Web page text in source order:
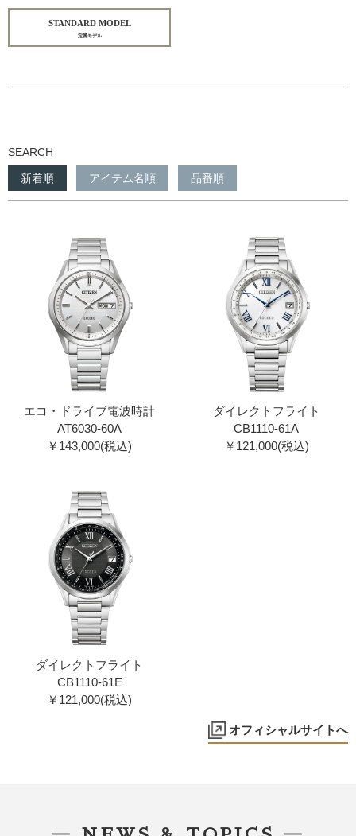
STANDARD MODEL
定番モデル
SEARCH
新着順 アイテム名順 品番順
エコ・ドライブ電波時計
AT6030-60A
￥143,000(税込)
ダイレクトフライト
CB1110-61A
￥121,000(税込)
ダイレクトフライト
CB1110-61E
￥121,000(税込)
オフィシャルサイトへ